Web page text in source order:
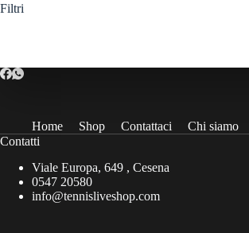
Filtri
Home Shop Contattaci
Chi siamo
Contatti
Viale Europa, 649 , Cesena
0547 20580
info@tennisliveshop.com